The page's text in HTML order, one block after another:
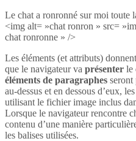
Le chat a ronronné sur moi toute
<img alt= »chat ronron » src=
chat ronronne » />
Les éléments (et attributs)
que le navigateur va présenter le
éléments de paragraphes seront
au-dessus et en dessous d’eux,
utilisant le fichier image inclus
Lorsque le navigateur rencontre
contenu d’une manière
les balises utilisées.